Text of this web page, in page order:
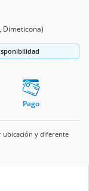
Dimeticona)
Pago
ubicación y diferente